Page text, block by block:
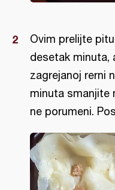
Ovim prelijte
desetak minuta,
zagrejanoj rerni
minuta smanjite
ne porumeni.